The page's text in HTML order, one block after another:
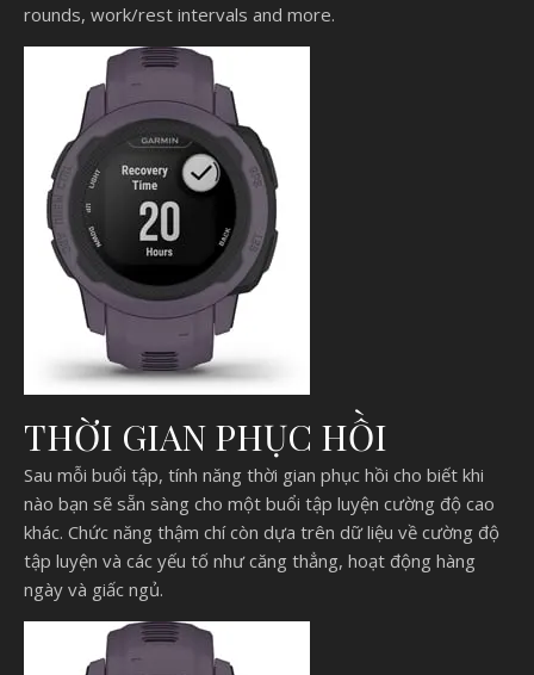
rounds, work/rest intervals and more.
THỜI GIAN PHỤC HỒI
Sau mỗi buổi tập, tính năng thời gian phục hồi cho biết khi
nào bạn sẽ sẵn sàng cho một buổi tập luyện cường độ cao
khác. Chức năng thậm chí còn dựa trên dữ liệu về cường độ
tập luyện và các yếu tố như căng thẳng, hoạt động hàng
ngày và giấc ngủ.